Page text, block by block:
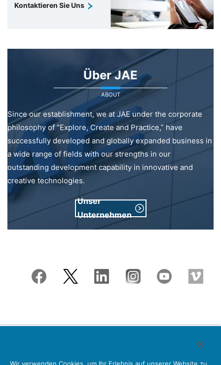
Kontaktieren Sie Uns
Über JAE
ABOUT
Since our establishment, we at JAE under the corporate
philosophy of “Explore, Create and Practice,” have
successfully developed and globally expanded business in
a wide range of fields with our strengths in our
outstanding development capability in innovative and
creative technologies.
Unser
Unternehmen